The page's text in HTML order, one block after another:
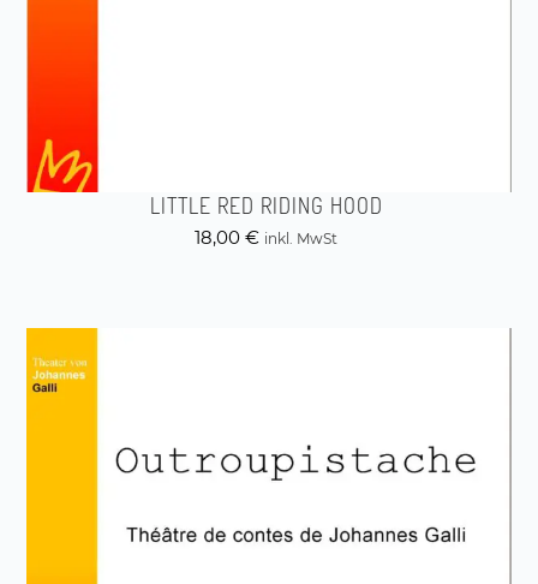
LITTLE RED RIDING HOOD
18,00 € inkl. MwSt